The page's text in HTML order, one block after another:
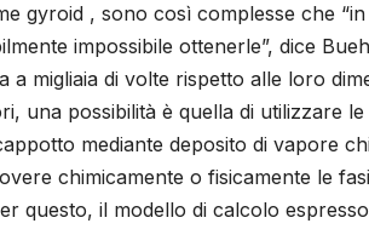
gyroid , sono così complesse che
impossibile ottenerle”, dice
a migliaia di volte rispetto alle loro
una possibilità è quella di utilizzare
mediante deposito di vapore
chimicamente o fisicamente le
questo, il modello di calcolo